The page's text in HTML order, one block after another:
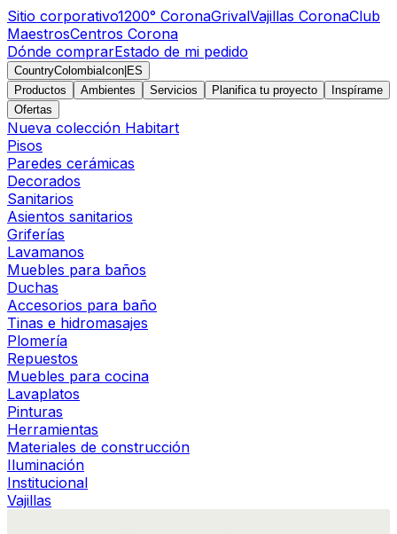
Sitio corporativo1200° CoronaGrivalVajillas CoronaClub
MaestrosCentros Corona
Dónde comprarEstado de mi pedido
CountryColombiaIcon ES
Productos
Ambientes Servicios Planifica tu proyecto
Inspírame
Ofertas
Nueva colección Habitart
Pisos
Paredes cerámicas
Decorados
Sanitarios
Asientos sanitarios
Griferías
Lavamanos
Muebles para baños
Duchas
Accesorios para baño
Tinas e hidromasajes
Plomería
Repuestos
Muebles para cocina
Lavaplatos
Pinturas
Herramientas
Materiales de construcción
Iluminación
Institucional
Vajillas